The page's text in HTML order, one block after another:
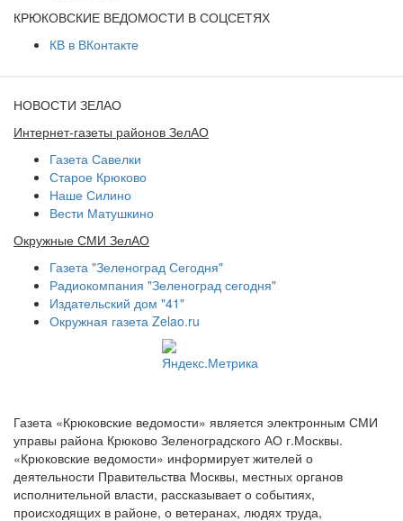
КРЮКОВСКИЕ ВЕДОМОСТИ В СОЦСЕТЯХ
КВ в ВКонтакте
НОВОСТИ ЗЕЛАО
Интернет-газеты районов ЗелАО
Газета Савелки
Старое Крюково
Наше Силино
Вести Матушкино
Окружные СМИ ЗелАО
Газета "Зеленоград Сегодня"
Радиокомпания "Зеленоград сегодня"
Издательский дом "41"
Окружная газета Zelao.ru
Газета «Крюковские ведомости» является электронным СМИ
управы района Крюково Зеленоградского АО г.Москвы.
«Крюковские ведомости» информирует жителей о
деятельности Правительства Москвы, местных органов
исполнительной власти, рассказывает о событиях,
происходящих в районе, о ветеранах, людях труда,